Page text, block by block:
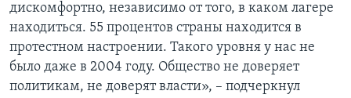
дискомфортно, независимо от того, в каком лагере
находиться. 55 процентов страны находится в
протестном настроении. Такого уровня у нас не
было даже в 2004 году. Общество не доверяет
политикам, не доверят власти», – подчеркнул